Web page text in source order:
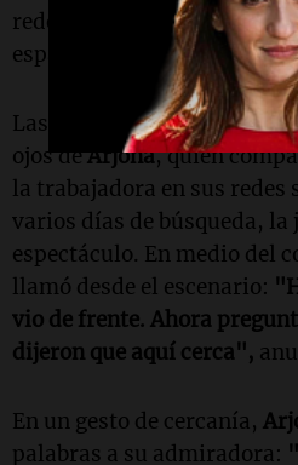
redes sociales tras ser
espaldas y llorando durante
Las imágenes del emotivo
ojos deArjona, quien
la trabajadora en sus redes
varios días de búsqueda,
espectáculo. En medio del
llamó desde el escenario:
vio de frente. Ahora
dijeron que aquí cerca",
En un gesto de cercanía,
palabras a su admiradora: